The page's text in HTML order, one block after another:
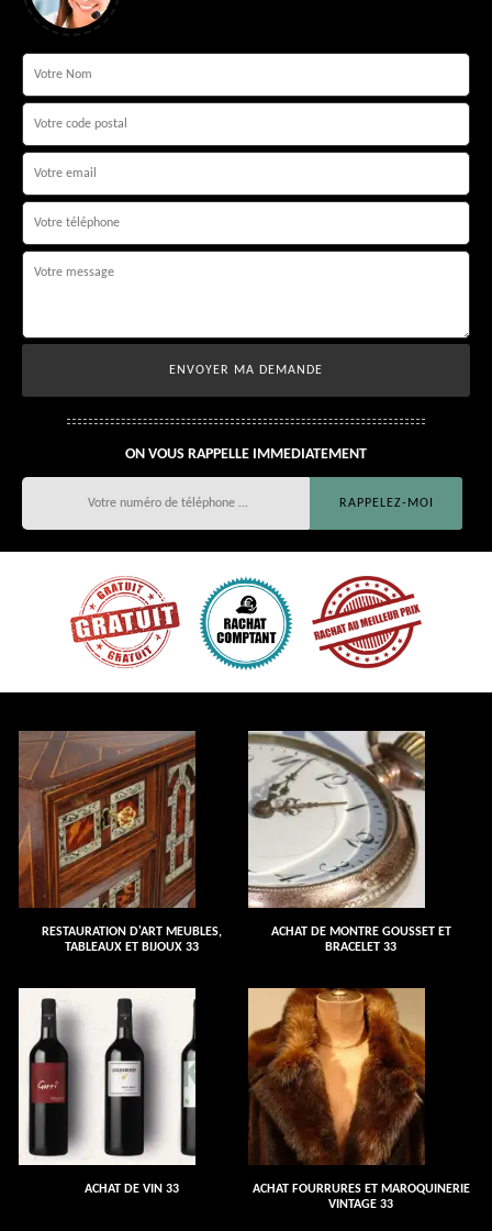
ON VOUS RAPPELLE IMMEDIATEMENT
RESTAURATION D'ART MEUBLES,
TABLEAUX ET BIJOUX 33
ACHAT DE MONTRE GOUSSET ET
BRACELET 33
ACHAT DE VIN 33
ACHAT FOURRURES ET MAROQUINERIE
VINTAGE 33